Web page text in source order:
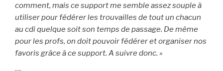
comment, mais ce support me semble assez souple à
utiliser pour fédérer les trouvailles de tout un chacun
au cdi quelque soit son temps de passage. De même
pour les profs, on doit pouvoir fédérer et organiser nos
favoris grâce à ce support. A suivre donc. »